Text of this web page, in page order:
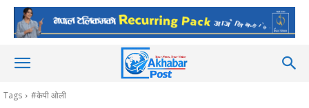
Tags #केपी ओली